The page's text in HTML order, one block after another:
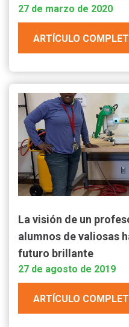
27 de marzo de 2020
ARTÍCULO
La visión de un
alumnos de valiosas
futuro brillante
27 de agosto de 2019
ARTÍCULO